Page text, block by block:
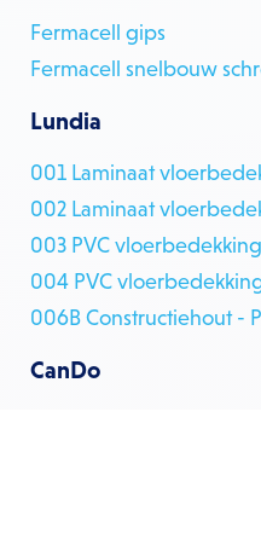
Fermacell gips
Fermacell snelbouw
Lundia
001 Laminaat
002 Laminaat
003 PVC vloerbedekking
004 PVC
006B Constructiehout -
CanDo